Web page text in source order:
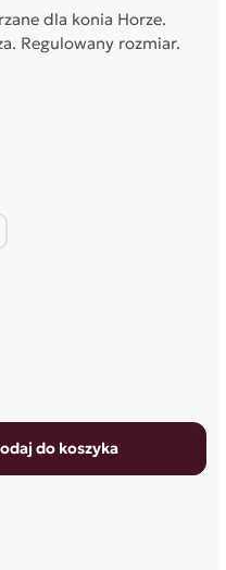
dla konia Horze.
Regulowany rozmiar.
do koszyka